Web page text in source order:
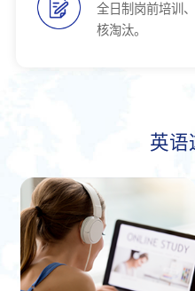
全日制岗前培训
核淘汰。
英语